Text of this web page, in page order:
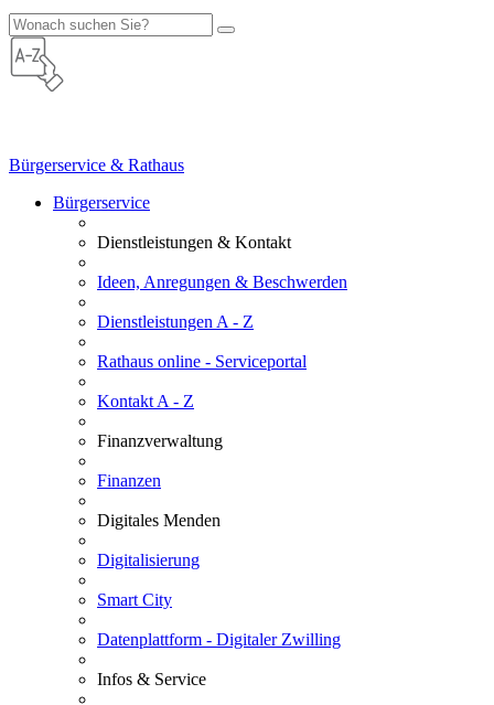
Bürgerservice & Rathaus
Bürgerservice
Dienstleistungen & Kontakt
Ideen, Anregungen & Beschwerden
Dienstleistungen A - Z
Rathaus online - Serviceportal
Kontakt A - Z
Finanzverwaltung
Finanzen
Digitales Menden
Digitalisierung
Smart City
Datenplattform - Digitaler Zwilling
Infos & Service